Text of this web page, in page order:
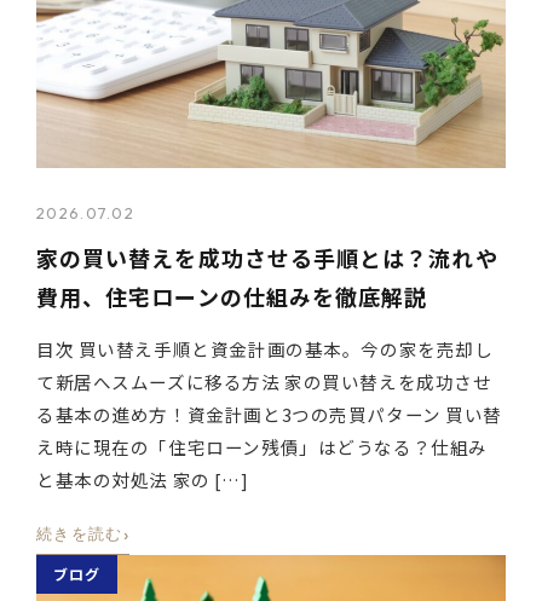
2026.07.02
家の買い替えを成功させる手順とは？流れや
費用、住宅ローンの仕組みを徹底解説
目次 買い替え手順と資金計画の基本。今の家を売却し
て新居へスムーズに移る方法 家の買い替えを成功させ
る基本の進め方！資金計画と3つの売買パターン 買い替
え時に現在の「住宅ローン残債」はどうなる？仕組み
と基本の対処法 家の […]
続きを読む ›
ブログ